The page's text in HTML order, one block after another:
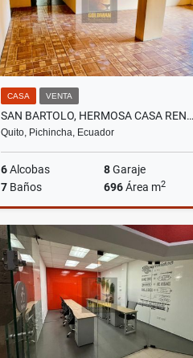
CASA VENTA
SAN BARTOLO, HERMOSA CASA RENTERA EN VENTA, 696M2
Quito, Pichincha, Ecuador
6Alcobas 8Garaje
7 Baños 696Área m2
US$239,000